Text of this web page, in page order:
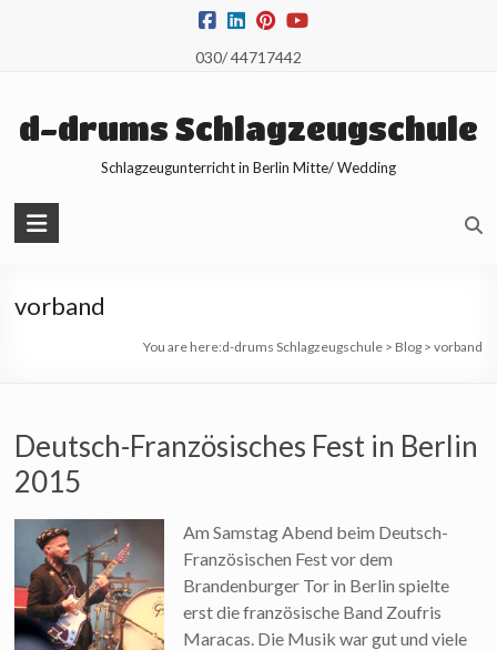
030/ 44717442
d-drums Schlagzeugschule
Schlagzeugunterricht in Berlin Mitte/ Wedding
vorband
You are here:d-drums Schlagzeugschule> Blog> vorband
Deutsch-Französisches Fest in Berlin
2015
Am Samstag Abend beim Deutsch-
Französischen Fest vor dem
Brandenburger Tor in Berlin spielte
erst die französische Band Zoufris
Maracas. Die Musik war gut und viele